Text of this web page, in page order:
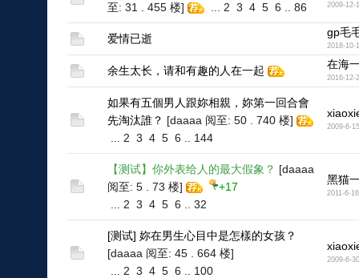
至: 31 . 455 楼]
2 3 4 5 6 86 2009-12-1
爱情已逝 gp毛
2018-10-
余生太长，请和有趣的人在一起 在海
2016-12-
如果有五個男人跟妳相親，妳第一回合會
先淘汰誰？ [daaaa 阅至: 50 . 740 楼]
2 3 4 5 6 144
2009-6-15
【测试】你外表给人的最大假象？ [daaaa
阅至: 5 . 73 楼]
+17
2 3 4 5 6 32
黑猫
2011-6-16
[测试] 妳在男生心目中是怎樣的女孩？
[daaaa 阅至: 45 . 664 楼]
2 3 4 5 6 100
2009-6-30